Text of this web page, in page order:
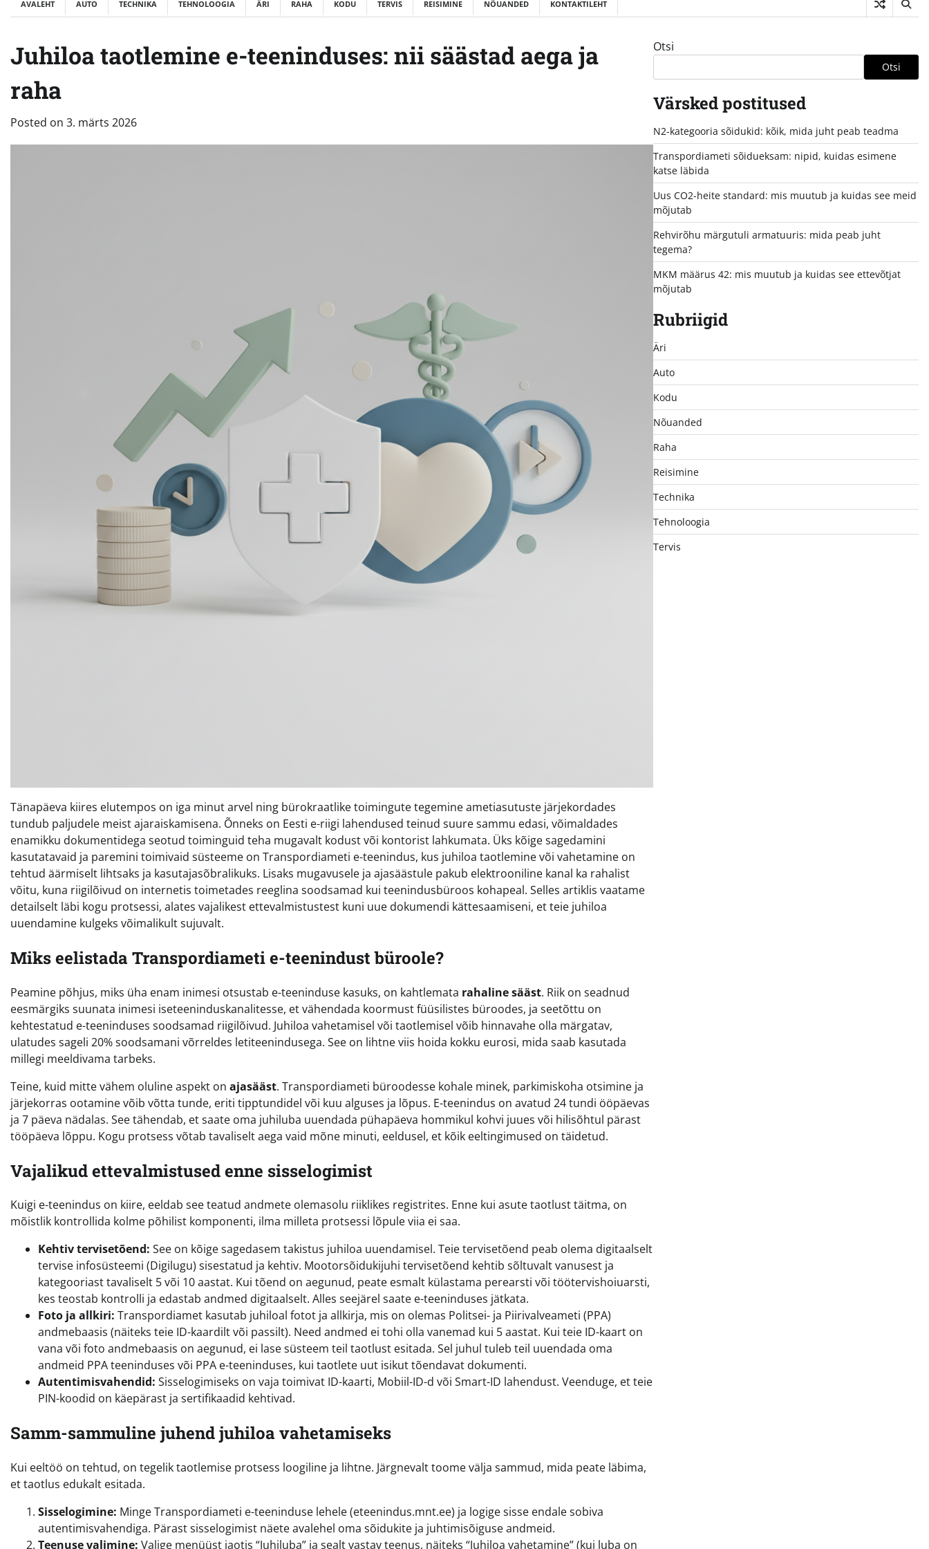
AVALEHT AUTO TECHNIKA TEHNOLOOGIA ÄRI RAHA KODU TERVIS REISIMINE NÕUANDED KONTAKTILEHT
Juhiloa taotlemine e-teeninduses: nii säästad aega ja
raha
Posted on 3. märts 2026
Tänapäeva kiires elutempos on iga minut arvel ning bürokraatlike toimingute tegemine ametiasutuste järjekordades
tundub paljudele meist ajaraiskamisena. Õnneks on Eesti e-riigi lahendused teinud suure sammu edasi, võimaldades
enamikku dokumentidega seotud toiminguid teha mugavalt kodust või kontorist lahkumata. Üks kõige sagedamini
kasutatavaid ja paremini toimivaid süsteeme on Transpordiameti e-teenindus, kus juhiloa taotlemine või vahetamine on
tehtud äärmiselt lihtsaks ja kasutajasõbralikuks. Lisaks mugavusele ja ajasäästule pakub elektrooniline kanal ka rahalist
võitu, kuna riigilõivud on internetis toimetades reeglina soodsamad kui teenindusbüroos kohapeal. Selles artiklis vaatame
detailselt läbi kogu protsessi, alates vajalikest ettevalmistustest kuni uue dokumendi kättesaamiseni, et teie juhiloa
uuendamine kulgeks võimalikult sujuvalt.
Miks eelistada Transpordiameti e-teenindust büroole?
Peamine põhjus, miks üha enam inimesi otsustab e-teeninduse kasuks, on kahtlemata rahaline sääst. Riik on seadnud
eesmärgiks suunata inimesi iseteeninduskanalitesse, et vähendada koormust füüsilistes büroodes, ja seetõttu on
kehtestatud e-teeninduses soodsamad riigilõivud. Juhiloa vahetamisel või taotlemisel võib hinnavahe olla märgatav,
ulatudes sageli 20% soodsamani võrreldes letiteenindusega. See on lihtne viis hoida kokku eurosi, mida saab kasutada
millegi meeldivama tarbeks.
Teine, kuid mitte vähem oluline aspekt on ajasääst. Transpordiameti büroodesse kohale minek, parkimiskoha otsimine ja
järjekorras ootamine võib võtta tunde, eriti tipptundidel või kuu alguses ja lõpus. E-teenindus on avatud 24 tundi ööpäevas
ja 7 päeva nädalas. See tähendab, et saate oma juhiluba uuendada pühapäeva hommikul kohvi juues või hilisõhtul pärast
tööpäeva lõppu. Kogu protsess võtab tavaliselt aega vaid mõne minuti, eeldusel, et kõik eeltingimused on täidetud.
Vajalikud ettevalmistused enne sisselogimist
Kuigi e-teenindus on kiire, eeldab see teatud andmete olemasolu riiklikes registrites. Enne kui asute taotlust täitma, on
mõistlik kontrollida kolme põhilist komponenti, ilma milleta protsessi lõpule viia ei saa.
Kehtiv tervisetõend: See on kõige sagedasem takistus juhiloa uuendamisel. Teie tervisetõend peab olema digitaalselt
tervise infosüsteemi (Digilugu) sisestatud ja kehtiv. Mootorsõidukijuhi tervisetõend kehtib sõltuvalt vanusest ja
kategooriast tavaliselt 5 või 10 aastat. Kui tõend on aegunud, peate esmalt külastama perearsti või töötervishoiuarsti,
kes teostab kontrolli ja edastab andmed digitaalselt. Alles seejärel saate e-teeninduses jätkata.
Foto ja allkiri: Transpordiamet kasutab juhiloal fotot ja allkirja, mis on olemas Politsei- ja Piirivalveameti (PPA)
andmebaasis (näiteks teie ID-kaardilt või passilt). Need andmed ei tohi olla vanemad kui 5 aastat. Kui teie ID-kaart on
vana või foto andmebaasis on aegunud, ei lase süsteem teil taotlust esitada. Sel juhul tuleb teil uuendada oma
andmeid PPA teeninduses või PPA e-teeninduses, kui taotlete uut isikut tõendavat dokumenti.
Autentimisvahendid: Sisselogimiseks on vaja toimivat ID-kaarti, Mobiil-ID-d või Smart-ID lahendust. Veenduge, et teie
PIN-koodid on käepärast ja sertifikaadid kehtivad.
Samm-sammuline juhend juhiloa vahetamiseks
Kui eeltöö on tehtud, on tegelik taotlemise protsess loogiline ja lihtne. Järgnevalt toome välja sammud, mida peate läbima,
et taotlus edukalt esitada.
Sisselogimine: Minge Transpordiameti e-teeninduse lehele (eteenindus.mnt.ee) ja logige sisse endale sobiva
autentimisvahendiga. Pärast sisselogimist näete avalehel oma sõidukite ja juhtimisõiguse andmeid.
Teenuse valimine: Valige menüüst jaotis “Juhiluba” ja sealt vastav teenus, näiteks “Juhiloa vahetamine” (kui luba on
Otsi
Otsi
Värsked postitused
N2-kategooria sõidukid: kõik, mida juht peab teadma
Transpordiameti sõidueksam: nipid, kuidas esimene
katse läbida
Uus CO2-heite standard: mis muutub ja kuidas see meid
mõjutab
Rehvirõhu märgutuli armatuuris: mida peab juht
tegema?
MKM määrus 42: mis muutub ja kuidas see ettevõtjat
mõjutab
Rubriigid
Äri
Auto
Kodu
Nõuanded
Raha
Reisimine
Technika
Tehnoloogia
Tervis